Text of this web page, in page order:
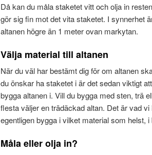
Då kan du måla staketet vitt och olja in
gör sig fin mot det vita staketet. I synnerhet
altanen högre än 1 meter ovan markytan.
Välja material till altanen
När du väl har bestämt dig för om altanen
du önskar ha staketet i är det sedan viktigt
bygga altanen i. Vill du bygga med sten, trä
flesta väljer en trädäckad altan. Det är vad
egentligen bygga i vilket material som helst,
Måla eller olja in?